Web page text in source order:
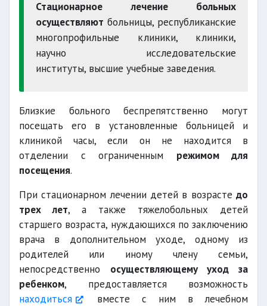
Стационарное лечение больных
осуществляют больницы, республиканские
многопрофильные клиники, клиники,
научно исследовательские
институты, высшие учебные заведения.
Близкие больного беспрепятственно могут
посещать его в установленные больницей и
клиникой часы, если он не находится в
отделении с ограниченным режимом для
посещения.
При стационарном лечении детей в возрасте до
трех лет, а также тяжелобольных детей
старшего возраста, нуждающихся по заключению
врача в дополнительном уходе, одному из
родителей или иному члену семьи,
непосредственно осуществляющему уход за
ребенком, предоставляется возможность
находиться
вместе с ним в лечебном